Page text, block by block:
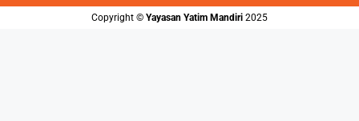
Copyright ©️ Yayasan Yatim Mandiri 2025